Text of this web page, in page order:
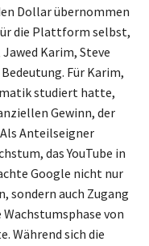
Dollar übernommen
die Plattform selbst,
Karim, Steve
Für Karim,
studiert hatte,
Gewinn, der
Anteilseigner
das YouTube in
Google nicht nur
sondern auch Zugang
von
Während sich die